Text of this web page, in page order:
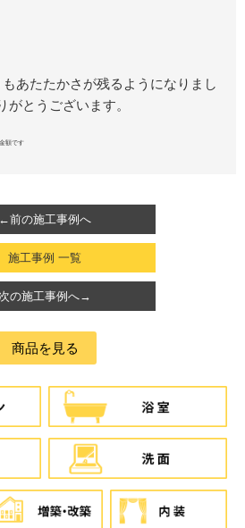
あたたかさが残るようになりまし
とうございます。
額です
←前の施工事例へ
施工事例 一覧
次の施工事例へ→
商品を見る